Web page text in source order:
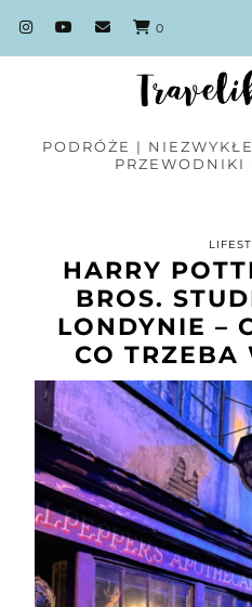
0
PODRÓŻE |
PRZEWODNIKI
HARRY
BROS.
LONDYNIE –
CO TRZEBA